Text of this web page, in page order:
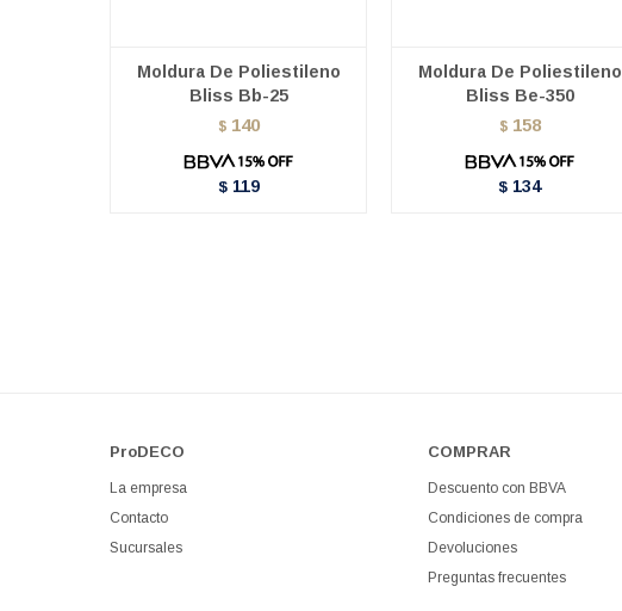
Moldura De Poliestileno
Bliss Bb-25
$ 140
$ 119
Moldura De Poliestileno
Bliss Be-350
$ 158
$ 134
ProDECO
La empresa
Contacto
Sucursales
COMPRAR
Descuento con BBVA
Condiciones de compra
Devoluciones
Preguntas frecuentes